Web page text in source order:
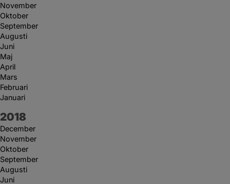
November
Oktober
September
Augusti
Juni
Maj
April
Mars
Februari
Januari
År:
2018
December
November
Oktober
September
Augusti
Juni